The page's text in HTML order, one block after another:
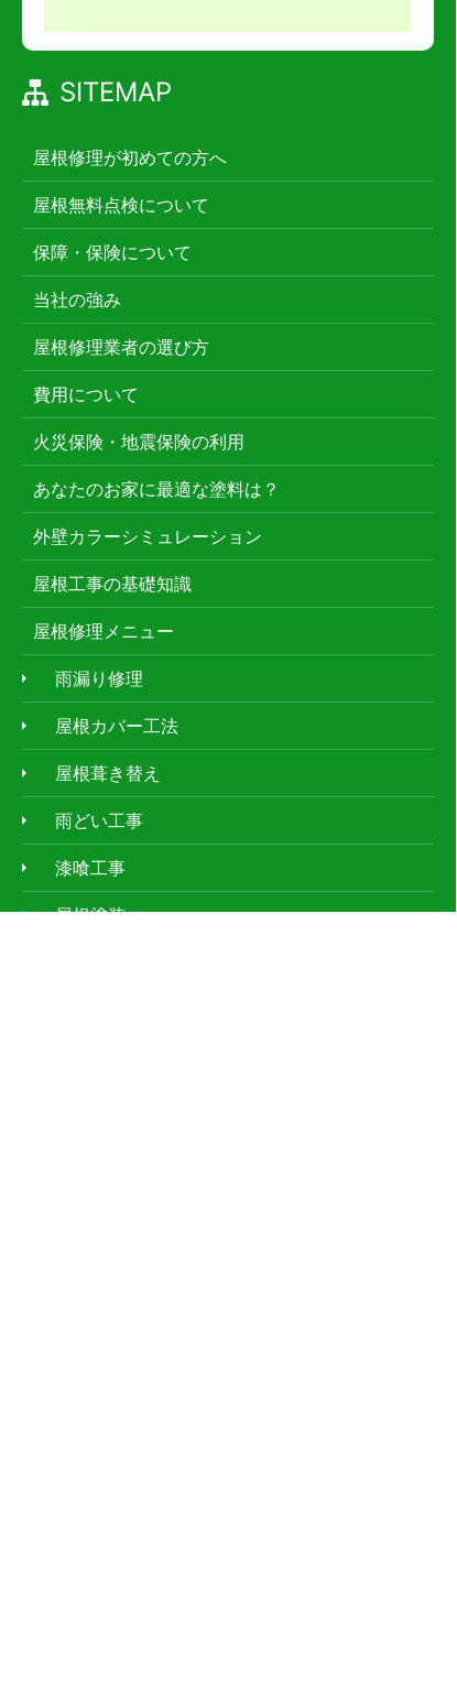
SITEMAP
屋根修理が初めての方へ
屋根無料点検について
保障・保険について
当社の強み
屋根修理業者の選び方
費用について
火災保険・地震保険の利用
あなたのお家に最適な塗料は？
外壁カラーシミュレーション
屋根工事の基礎知識
屋根修理メニュー
雨漏り修理
屋根カバー工法
屋根葺き替え
雨どい工事
漆喰工事
屋根塗装